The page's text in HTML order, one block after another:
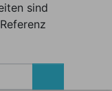
sind